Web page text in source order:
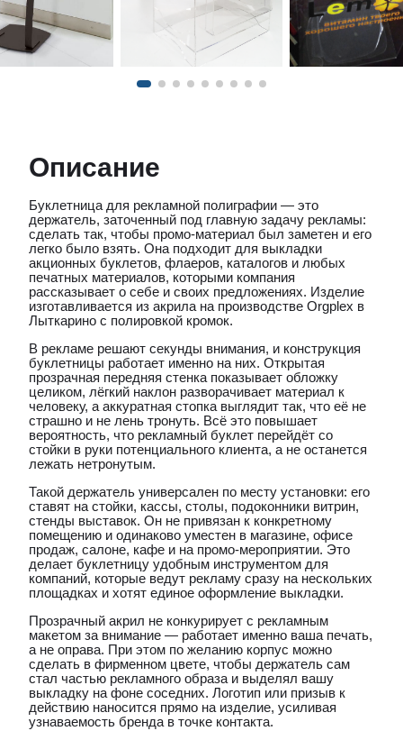
Описание
Буклетница для рекламной полиграфии — это
держатель, заточенный под главную задачу рекламы:
сделать так, чтобы промо-материал был заметен и его
легко было взять. Она подходит для выкладки
акционных буклетов, флаеров, каталогов и любых
печатных материалов, которыми компания
рассказывает о себе и своих предложениях. Изделие
изготавливается из акрила на производстве Orgplex в
Лыткарино с полировкой кромок.
В рекламе решают секунды внимания, и конструкция
буклетницы работает именно на них. Открытая
прозрачная передняя стенка показывает обложку
целиком, лёгкий наклон разворачивает материал к
человеку, а аккуратная стопка выглядит так, что её не
страшно и не лень тронуть. Всё это повышает
вероятность, что рекламный буклет перейдёт со
стойки в руки потенциального клиента, а не останется
лежать нетронутым.
Такой держатель универсален по месту установки: его
ставят на стойки, кассы, столы, подоконники витрин,
стенды выставок. Он не привязан к конкретному
помещению и одинаково уместен в магазине, офисе
продаж, салоне, кафе и на промо-мероприятии. Это
делает буклетницу удобным инструментом для
компаний, которые ведут рекламу сразу на нескольких
площадках и хотят единое оформление выкладки.
Прозрачный акрил не конкурирует с рекламным
макетом за внимание — работает именно ваша печать,
а не оправа. При этом по желанию корпус можно
сделать в фирменном цвете, чтобы держатель сам
стал частью рекламного образа и выделял вашу
выкладку на фоне соседних. Логотип или призыв к
действию наносится прямо на изделие, усиливая
узнаваемость бренда в точке контакта.